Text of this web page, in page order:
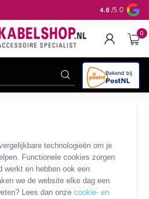
technologieën om je
Functionele cookies zorgen
werkt en hebben ook een
we de website elke dag een
Lees dan onzecookie- en
4.6 /5.0
0
en adapters
en adapters
SORTEER OP